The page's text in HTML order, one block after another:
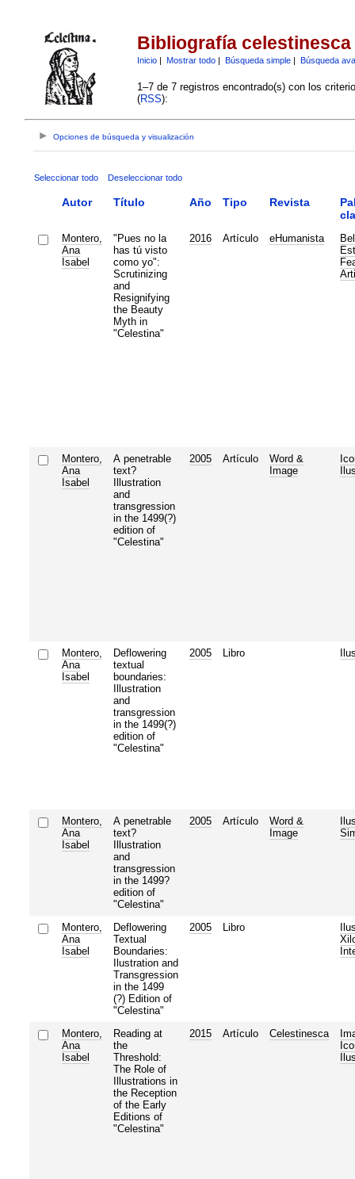
Bibliografía celestinesca
Inicio| Mostrar todo| Búsqueda simple| Búsqueda
1–7 de 7 registros encontrado(s) con los
(RSS):
Opciones de búsqueda y visualización
Seleccionar todo Deseleccionar todo
Autor Título Año Tipo Revista
Montero,
Ana
Isabel
"Pues no la
has tú visto
como yo":
Scrutinizing
and
Resignifying
the Beauty
Myth in
"Celestina"
2016 Artículo eHumanista
Montero,
Ana
Isabel
A penetrable
text?
Illustration
and
transgression
in the 1499(?)
edition of
"Celestina"
2005 Artículo
Word &
Image
Montero,
Ana
Isabel
Deflowering
textual
boundaries:
Illustration
and
transgression
in the 1499(?)
edition of
"Celestina"
2005 Libro
Montero,
Ana
Isabel
A penetrable
text?
Illustration
and
transgression
in the 1499?
edition of
"Celestina"
2005 Artículo
Word &
Image
Montero,
Ana
Isabel
Deflowering
Textual
Boundaries:
Ilustration and
Transgression
in the 1499
(?) Edition of
"Celestina"
2005 Libro
Montero,
Ana
Isabel
Reading at
the
Threshold:
The Role of
Illustrations in
the Reception
of the Early
Editions of
"Celestina"
2015 Artículo Celestinesca